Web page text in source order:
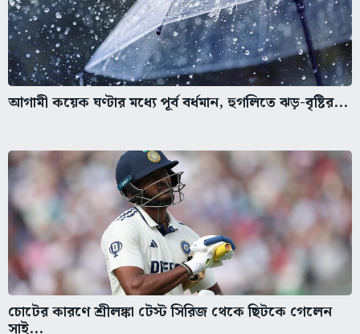
আগামী কয়েক ঘণ্টার মধ্যে পূর্ব বর্ধমান, হুগলিতে ঝড়-বৃষ্টির...
চোটের কারণে শ্রীলঙ্কা টেস্ট সিরিজ থেকে ছিটকে গেলেন
সাই...